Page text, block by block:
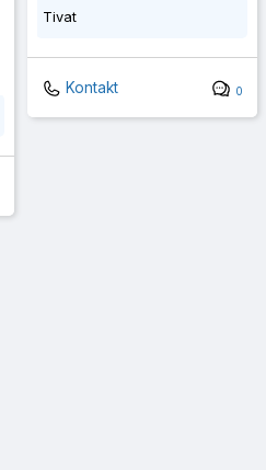
Tivat
Kontakt 0